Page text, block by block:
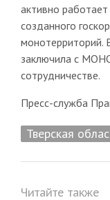
активно
созданного
монотерриторий.
заключила с
сотрудничестве.
Пресс-служба
Тверская
Читайте также